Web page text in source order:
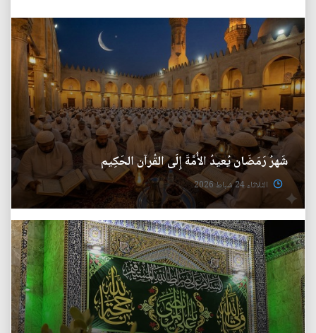
شَهرُ رَمَضَان يُعيدُ الأُمَّةَ إِلَى القُرآن الحَكِيم
الثلاثاء 24 شباط 2026